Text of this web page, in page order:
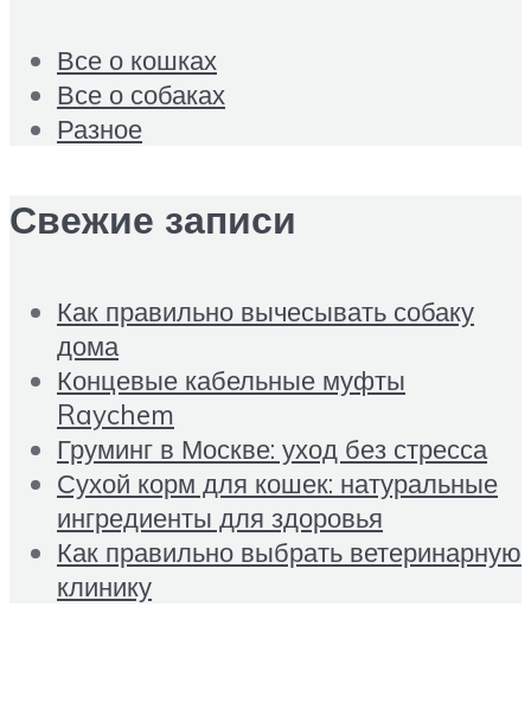
Все о кошках
Все о собаках
Разное
Свежие записи
Как правильно вычесывать собаку
дома
Концевые кабельные муфты
Raychem
Груминг в Москве: уход без стресса
Сухой корм для кошек: натуральные
ингредиенты для здоровья
Как правильно выбрать ветеринарную
клинику